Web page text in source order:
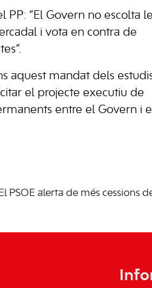
“El Govern no escolta
i vota en contra de
aquest mandat dels
el projecte executiu de
entre el Govern i
El PSOE alerta de més cessions